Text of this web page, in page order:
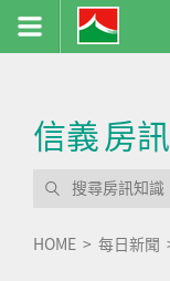
信義房
HOME 每日新聞